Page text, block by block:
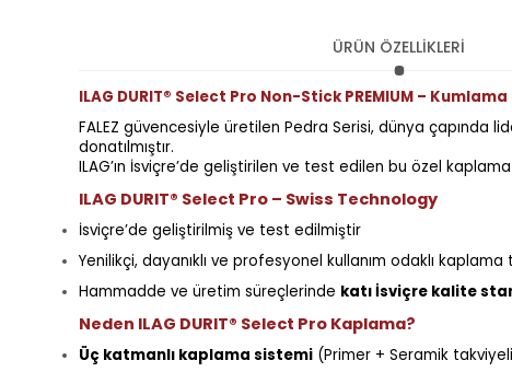
ÜRÜN ÖZELLİKLERİ
ILAG DURIT® Select Pro Non-Stick PREMIUM –
FALEZ güvencesiyle üretilen Pedra Serisi, dünya çapında
donatılmıştır.
ILAG’ın İsviçre’de geliştirilen ve test edilen bu özel
ILAG DURIT® Select Pro – Swiss Technology
İsviçre’de geliştirilmiş ve test edilmiştir
Yenilikçi, dayanıklı ve profesyonel kullanım odaklı kaplama
Hammadde ve üretim süreçlerinde katı İsviçre kalite
Neden ILAG DURIT® Select Pro Kaplama?
Üç katmanlı kaplama sistemi (Primer + Seramik